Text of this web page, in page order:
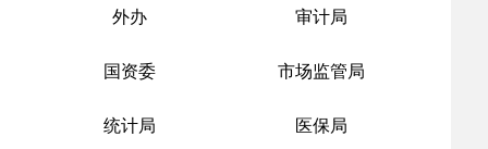
外办 审计局
国资委 市场监管局
统计局 医保局